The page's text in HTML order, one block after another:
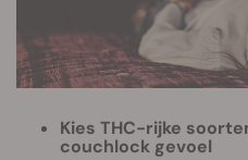
Kies THC-rijke
couchlock gevoel